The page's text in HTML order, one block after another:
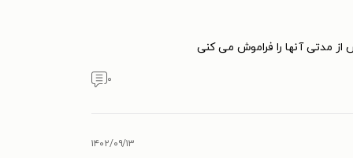
از مدتی آنها را فراموش می کنی
۰
۱۴۰۲/۰۹/۱۳